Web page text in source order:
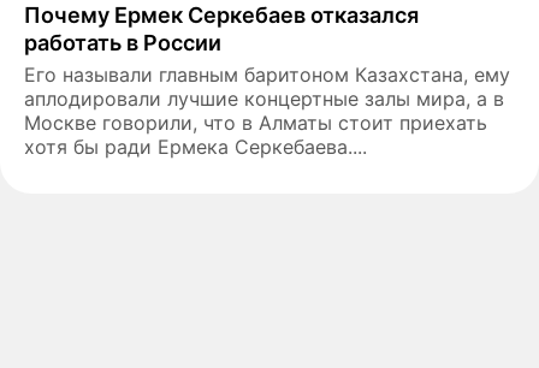
Почему Ермек Серкебаев отказался
работать в России
Его называли главным баритоном Казахстана, ему
аплодировали лучшие концертные залы мира, а в
Москве говорили, что в Алматы стоит приехать
хотя бы ради Ермека Серкебаева....